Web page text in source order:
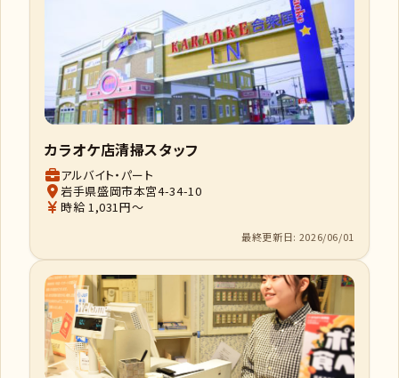
カラオケ店清掃スタッフ
アルバイト・パート
岩手県盛岡市本宮4-34-10
時給 1,031円～
最終更新日: 2026/06/01